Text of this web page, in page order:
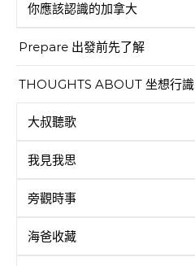
你應該認識的加拿大
Prepare 出發前先了解
THOUGHTS ABOUT 坐想行識
大叔聽歌
我見我思
旁觀時事
海爸收藏